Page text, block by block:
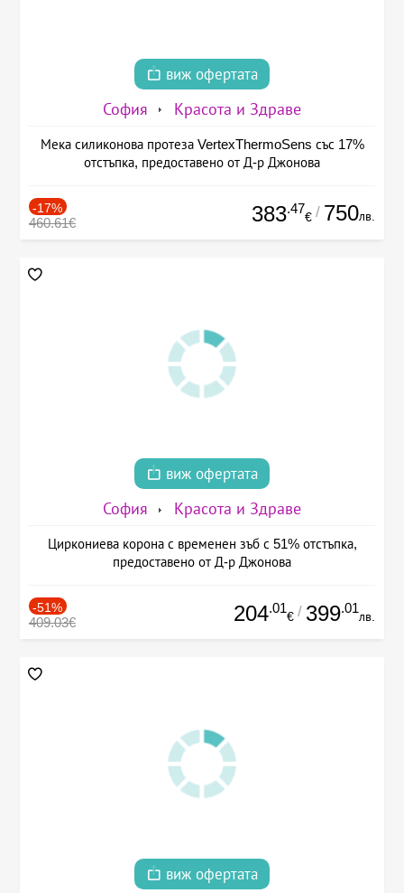
виж офертата
София Красота и Здраве
Мека силиконова протеза VertexThermoSens със 17%
отстъпка, предоставено от Д-р Джонова
-17%
460.61€ 383.47
€ / 750лв.
виж офертата
София Красота и Здраве
Циркониева корона с временен зъб с 51% отстъпка,
предоставено от Д-р Джонова
-51%
409.03€ 204.01
€ / 399.01
лв.
виж офертата